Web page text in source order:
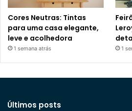
Cores Neutras: Tintas
para uma casa elegante,
leve e acolhedora
1 semana atrás 1
Últimos posts